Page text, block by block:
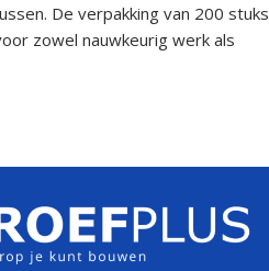
De verpakking van 200 stuks
zowel nauwkeurig werk als